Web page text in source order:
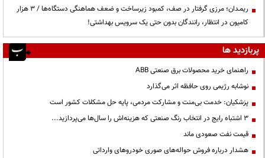
ریمـدان؛ مرزی گرفتار در صف، کمبود زیرساخت و ضعف هماهنگی دستگاه‌ها / ۳ هزار
کامیون در انتظار، رانندگان بدون حتی یک سرویس بهداشتی!
پربازدید ها
راهنمای خرید محصولات برق صنعتی ABB
نوشابه رژیمی روی حافظه اثر می‌گذارد
پزشکیان: خدمت بی‌منت و مشارکت مردمی، پایه حل مشکلات کشور است
3 اشتباه رایج در انتخاب رنگ صنعتی که هزینه‌اش را سال‌ها می‌پردازید...
قیمت نفت صعودی ماند
هشدار درباره فروش حواله‌های صوری خودروهای وارداتی